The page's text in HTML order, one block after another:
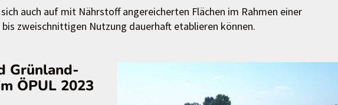
auch auf mit Nährstoff angereicherten Flächen im Rahmen einer
zweischnittigen Nutzung dauerhaft etablieren können.
Grünland-
ÖPUL 2023